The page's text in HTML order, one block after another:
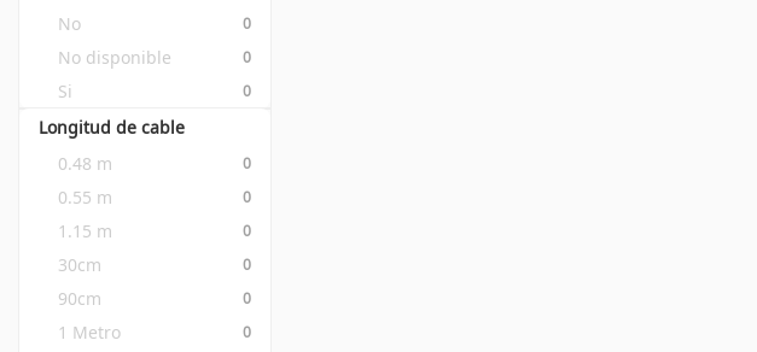
No
0
No disponible 0
Si 0
Longitud de cable
0.48 m
0
0.55 m 0
1.15 m 0
30cm 0
90cm 0
1 Metro 0